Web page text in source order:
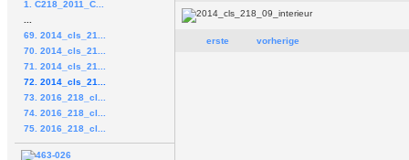
1. C218_2011_C...
69. 2014_cls_21...
70. 2014_cls_21...
71. 2014_cls_21...
72. 2014_cls_21...
73. 2016_218_cl...
74. 2016_218_cl...
75. 2016_218_cl...
erste vorherige